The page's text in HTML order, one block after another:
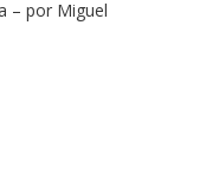
– por Miguel